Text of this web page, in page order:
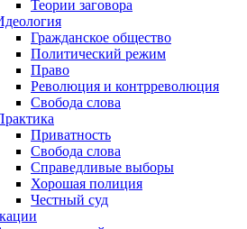
Теории заговора
Гражданское общество
Политический режим
Право
Революция и контрреволюция
Свобода слова
Приватность
Свобода слова
Справедливые выборы
Хорошая полиция
Честный суд